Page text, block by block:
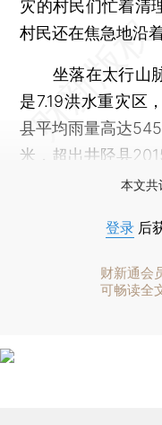
灾的村民们忙着清
村民还在焦急地沿
坐落在太行山脉
是7.19洪水重灾区
县平均雨量高达
米，超出井陉县
本文共
登录 后
财新通会
可畅读全